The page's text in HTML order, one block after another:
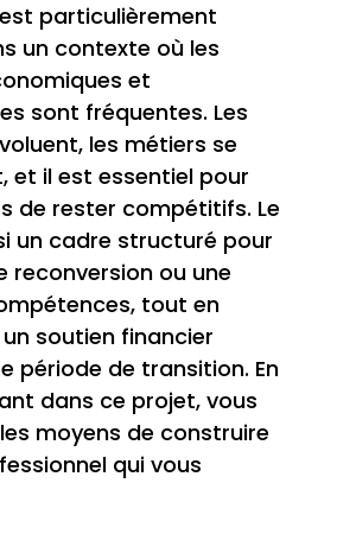
particulièrement
un contexte où les
et
sont fréquentes. Les
les métiers se
et il est essentiel pour
de rester compétitifs. Le
un cadre structuré pour
reconversion ou une
tout en
soutien financier
période de transition. En
dans ce projet, vous
moyens de construire
qui vous